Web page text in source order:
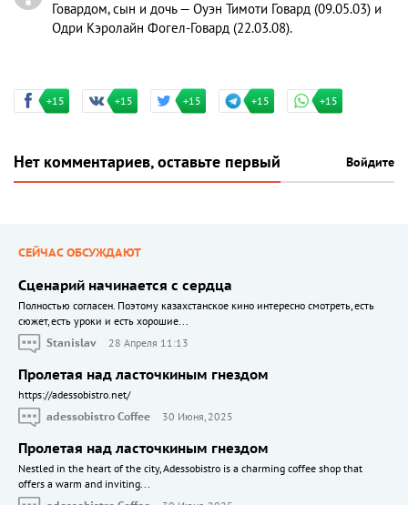
Говардом, сын и дочь — Оуэн Тимоти Говард (09.05.03) и
Одри Кэролайн Фогел-Говард (22.03.08).
+15 +15 +15 +15 +15
Нет комментариев, оставьте первый Войдите
СЕЙЧАС ОБСУЖДАЮТ
Сценарий начинается с сердца
Полностью согласен. Поэтому казахстанское кино интересно смотреть, есть
сюжет, есть уроки и есть хорошие...
Stanislav
28 Апреля 11:13
Пролетая над ласточкиным гнездом
https://adessobistro.net/
adessobistro Coffee
30 Июня, 2025
Пролетая над ласточкиным гнездом
Nestled in the heart of the city, Adessobistro is a charming coffee shop that
offers a warm and inviting...